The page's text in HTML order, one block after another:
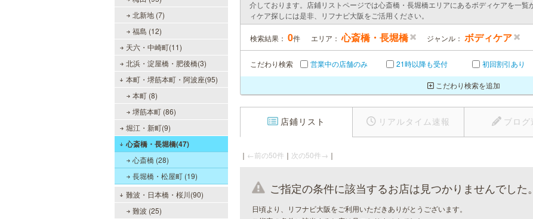
北新地 (7)
福島 (12)
天六・中崎町(11)
北浜・淀屋橋・肥後橋(3)
本町・堺筋本町・阿波座(95)
本町 (8)
堺筋本町 (86)
堀江・新町(9)
心斎橋・長堀橋(47)
心斎橋 (28)
長堀橋・松屋町 (19)
難波・日本橋・桜川(90)
難波 (25)
介しております。店鋪リストページでは心斎橋・長堀橋エリアにあるボディケアを一
ィケア探しには是非、リフナビ大阪をご活用ください。
検索結果： 0件 エリア： 心斎橋・長堀橋 ジャンル： ボディケア
こだわり検索 営業中の店舗のみ 21時以降も受付 初回割引あり
こだわり検索を追加
店鋪リスト リアルタイム速報 ブログ
｜ ←前の50件 ｜ 次の50件→ ｜
ご指定の条件に該当するお店は見つかりませんでした。
日頃より、リフナビ大阪をご利用いただきありがとうございます。